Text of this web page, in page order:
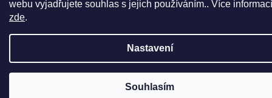
webu vyjadřujete souhlas s jejich používáním.. Více informací
zde.
Nastavení
Souhlasím